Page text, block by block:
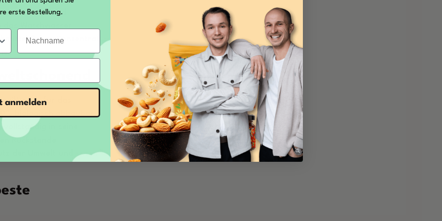
Dadurch wird
Pulver Konzentrat
gilt auch für das
in seine
Rückstände
erste Bestellung.
Nachname
anmelden